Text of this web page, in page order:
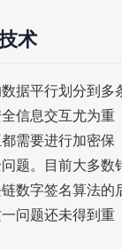
术
据平行划分到多
信息交互尤为重
需要进行加密保
题。目前大多数
数字签名算法的
问题还未得到重